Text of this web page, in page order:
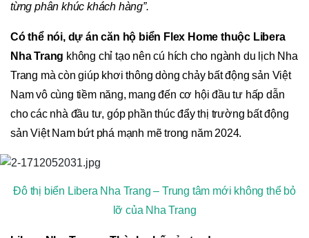
từng phân khúc khách hàng”.
Có thể nói, dự án căn hộ biển Flex Home thuộc Libera
Nha Trang không chỉ tạo nên cú hích cho ngành du lịch Nha
Trang mà còn giúp khơi thông dòng chảy bất động sản Việt
Nam vô cùng tiềm năng, mang đến cơ hội đầu tư hấp dẫn
cho các nhà đầu tư, góp phần thúc đẩy thị trường bất động
sản Việt Nam bứt phá mạnh mẽ trong năm 2024.
Đô thị biển Libera Nha Trang – Trung tâm mới không thể bỏ
lỡ của Nha Trang